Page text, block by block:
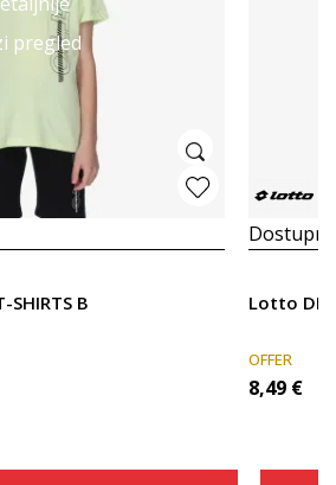
pregled
SHIRTS B Lotto
OFFER
8,49 €